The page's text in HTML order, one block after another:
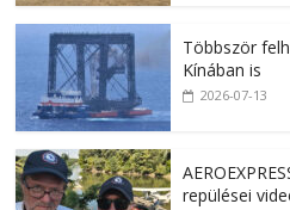
Többször
Kínában is
2026-07-13
repülései